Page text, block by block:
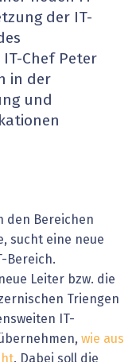
der IT-
Chef Peter
in der
und
den Bereichen
sucht eine neue
Bereich.
Leiter bzw. die
Triengen
IT-
wie aus
. Dabei soll die